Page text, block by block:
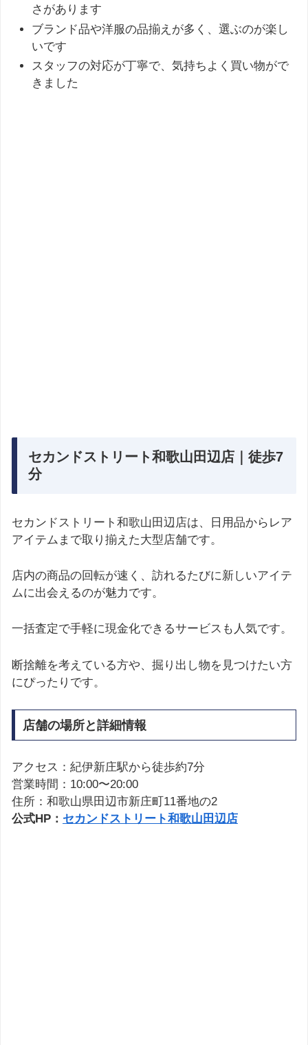
さがあります
ブランド品や洋服の品揃えが多く、選ぶのが楽し
いです
スタッフの対応が丁寧で、気持ちよく買い物がで
きました
セカンドストリート和歌山田辺店｜徒歩7
分
セカンドストリート和歌山田辺店は、日用品からレア
アイテムまで取り揃えた大型店舗です。
店内の商品の回転が速く、訪れるたびに新しいアイテ
ムに出会えるのが魅力です。
一括査定で手軽に現金化できるサービスも人気です。
断捨離を考えている方や、掘り出し物を見つけたい方
にぴったりです。
店舗の場所と詳細情報
アクセス：紀伊新庄駅から徒歩約7分
営業時間：10:00〜20:00
住所：和歌山県田辺市新庄町11番地の2
公式HP： セカンドストリート和歌山田辺店